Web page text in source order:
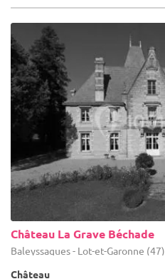
Château La Grave Béchade
Baleyssagues - Lot-et-Garonne (47)
Château